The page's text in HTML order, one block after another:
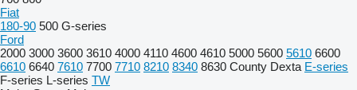
Fiat
180-90 500 G-series
Ford
2000 3000 3600 3610 4000 4110 4600 4610 5000 5600 5610 6600
6610 6640 7610 7700 7710 8210 8340 8630 County Dexta E-series
F-series L-series TW